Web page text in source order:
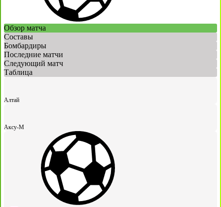
Обзор матча
Составы
Бомбардиры
Последние матчи
Следующий матч
Таблица
Алтай
Аксу-М